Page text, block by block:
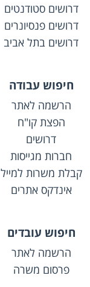
דרושים סטודנטים
דרושים פנסיונרים
דרושים בתל אביב
חיפוש עבודה
הרשמה לאתר
הפצת קו"ח
דרושים
חברות מגייסות
קבלת משרות למייל
אינדקס אתרים
חיפוש עובדים
הרשמה לאתר
פרסום משרה